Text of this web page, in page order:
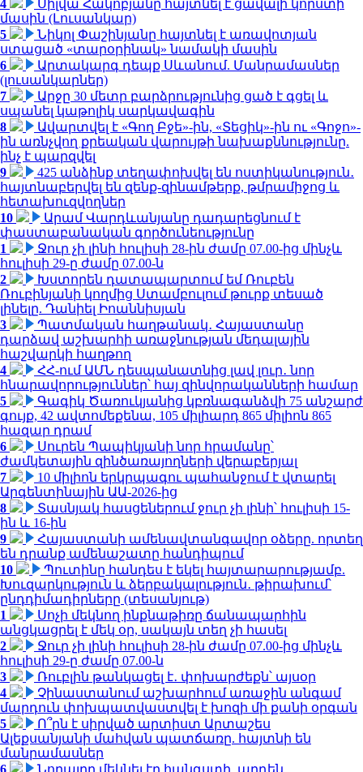
4
Սիլվա Հակոբյանը հայտնել է ցավալի կորստի
մասին (Լուսանկար)
5
Նիկոլ Փաշինյանը հայտնել է առավոտյան
ստացած «տարօրինակ» նամակի մասին
6
Արտակարգ դեպք Սևանում. Մանրամասներ
(լուսանկարներ)
7
Արջը 30 մետր բարձրությունից ցած է գցել և
սպանել կաթոլիկ սարկավագին
8
Ավարտվել է «Գող Բջե»-ին, «Տեցիկ»-ին ու «Գոջո»-
ին առնչվող քրեական վարույթի նախաքննությունը.
ինչ է պարզվել
9
425 անձինք տեղափոխվել են ոստիկանություն․
հայտնաբերվել են զենք-զինամթերք, թմրամիջոց և
հետախուզվողներ
10
Արամ Վարդևանյանը դադարեցնում է
փաստաբանական գործունեությունը
1
Ջուր չի լինի հուլիսի 28-ին ժամը 07.00-ից մինչև
հուլիսի 29-ը ժամը 07.00-ն
2
Խստորեն դատապարտում եմ Ռուբեն
Ռուբինյանի կողմից Ստամբուլում թուրք տեսած
լինելը. Դանիել Իոաննիսյան
3
Պատմական հաղթանակ․ Հայաստանը
դարձավ աշխարհի առաջնության մեդալային
հաշվարկի հաղթող
4
ՀՀ-ում ԱՄՆ դեսպանատնից լավ լուր․ նոր
հնարավորություններ՝ հայ զինվորականների համար
5
Գագիկ Ծառուկյանից կբռնագանձվի 75 անշարժ
գույք, 42 ավտոմեքենա, 105 միլիարդ 865 միլիոն 865
հազար դրամ
6
Սուրեն Պապիկյանի նոր հրամանը՝
ժամկետային զինծառայողների վերաբերյալ
7
10 միլիոն երկրպագու պահանջում է վտարել
Արգենտինային ԱԱ-2026-ից
8
Տասնյակ հասցեներում ջուր չի լինի՝ հուլիսի 15-
ին և 16-ին
9
Հայաստանի ամենավտանգավոր օձերը. որտեղ
են դրանք ամենաշատը հանդիպում
10
Պուտինը հանդես է եկել հայտարարությամբ.
Խուզարկություն և ձերբակալություն․ թիրախում՝
ընդդիմադիրները (տեսանյութ)
1
Սոչի մեկնող ինքնաթիռը ճանապարհին
անցկացրել է մեկ օր, սակայն տեղ չի հասել
2
Ջուր չի լինի հուլիսի 28-ին ժամը 07.00-ից մինչև
հուլիսի 29-ը ժամը 07.00-ն
3
Ռուբլին թանկացել է․ փոխարժեքն՝ այսօր
4
Չինաստանում աշխարհում առաջին անգամ
մարդուն փոխպատվաստվել է խոզի մի քանի օրգան
5
Ո՞րն է սիրված արտիստ Արտաշես
Ալեքսանյանի մահվան պատճառը. հայտնի են
մանրամասներ
6
Նորայրը մեկնել էր հանգստի, արդեն